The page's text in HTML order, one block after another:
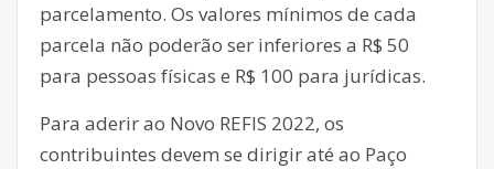
parcelamento. Os valores mínimos de cada
parcela não poderão ser inferiores a R$ 50
para pessoas físicas e R$ 100 para jurídicas.
Para aderir ao Novo REFIS 2022, os
contribuintes devem se dirigir até ao Paço